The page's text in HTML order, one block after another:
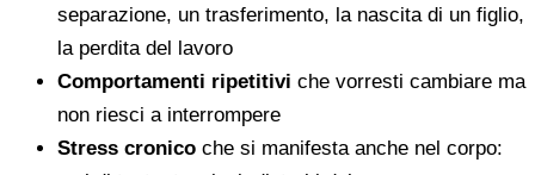
separazione, un trasferimento, la nascita di un figlio,
la perdita del lavoro
Comportamenti ripetitivi che vorresti cambiare ma
non riesci a interrompere
Stress cronico che si manifesta anche nel corpo: